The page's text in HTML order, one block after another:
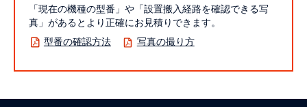
「現在の機種の型番」や「設置搬入経路を確認できる写
真」があるとより正確にお見積りできます。
型番の確認方法
写真の撮り方